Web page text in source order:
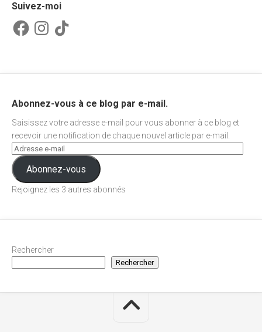
Suivez-moi
FacebookInstagram
TikTok
Abonnez-vous à ce blog par e-mail.
Saisissez votre adresse e-mail pour vous abonner à ce blog et
recevoir une notification de chaque nouvel article par e-mail.
Abonnez-vous
Rejoignez les 3 autres abonnés
Rechercher
Rechercher